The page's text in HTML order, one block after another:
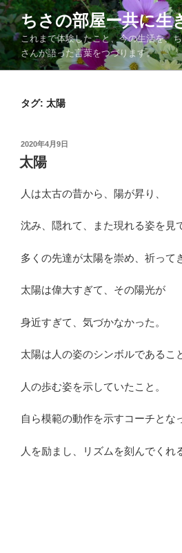
コ
ン
テ
ン
ツ
ちさの部屋ー共に生
これまで体験したこと、今の生活を、
さんが語った言葉をつづります。
タグ: 太陽
投
稿
日:
2020年4月9日
太陽
人は太古の昔から、陽が昇り、
沈み、隠れて、また現れる姿を見
多くの先達が太陽を崇め、祈って
太陽は偉大すぎて、その陽光が
身近すぎて、気づかなかった。
太陽は人の姿のシンボルであるこ
人の歩む姿を示していたこと。
自ら模範の動作を示すコーチとな
人を励まし、リズムを刻んでくれ